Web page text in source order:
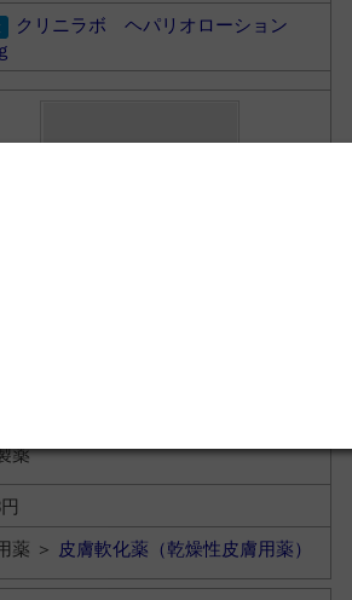
クリニラボ ヘパリオローション
薬
薬 ＞ 皮膚軟化薬（乾燥性皮膚用薬）